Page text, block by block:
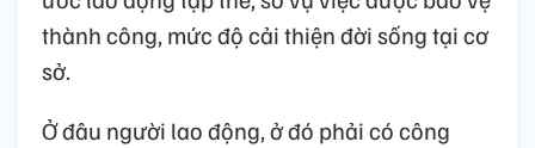
thành công, mức độ cải thiện đời sống tại cơ
sở.
Ở đâu người lao động, ở đó phải có công